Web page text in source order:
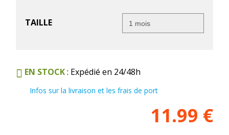
TAILLE
EN STOCK: Expédié en 24/48h
Infos sur la livraison et les frais de port
11.99 €